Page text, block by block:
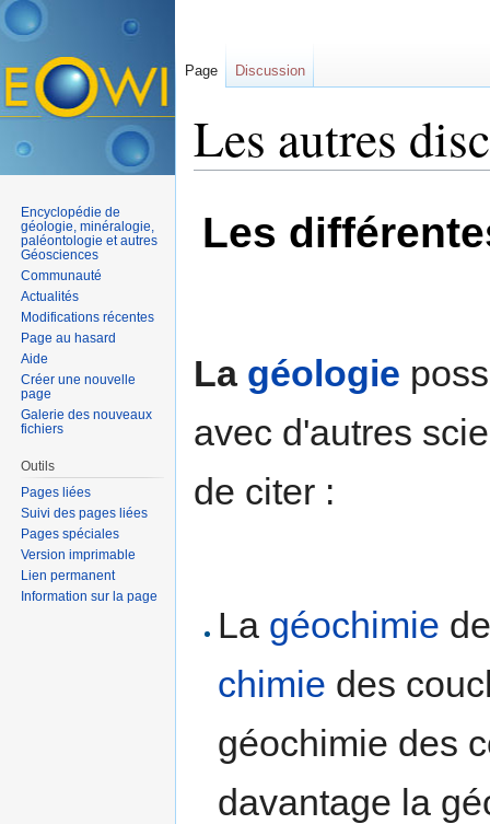
Les autres
Les
La géologie
avec d'autres
de citer :
La géochimie
chimie des
géochimie des
davantage la
Page Discussion
Encyclopédie de
géologie, minéralogie,
paléontologie et autres
Géosciences
Communauté
Actualités
Modifications récentes
Page au hasard
Aide
Créer une nouvelle
page
Galerie des nouveaux
fichiers
Outils
Pages liées
Suivi des pages liées
Pages spéciales
Version imprimable
Lien permanent
Information sur la page